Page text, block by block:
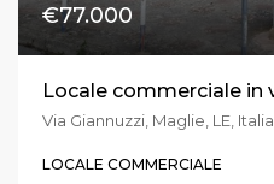
€77.000
Via Giannuzzi, Maglie, LE, Italia
LOCALE COMMERCIALE